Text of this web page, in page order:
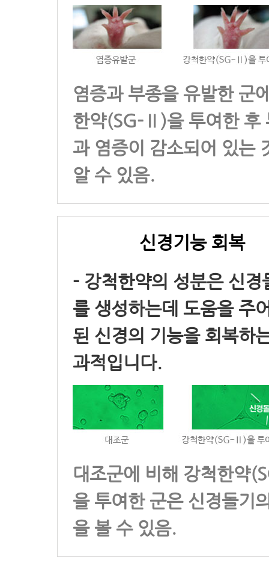
염증과 부종을 유발한 군
한약(SG-Ⅱ)을 투여한 후
과 염증이 감소되어 있는
알 수 있음.
신경기능 회복
- 강척한약의 성분은 신경
를 생성하는데 도움을 주
된 신경의 기능을 회복하
과적입니다.
대조군에 비해 강척한약
을 투여한 군은 신경돌기
을 볼 수 있음.